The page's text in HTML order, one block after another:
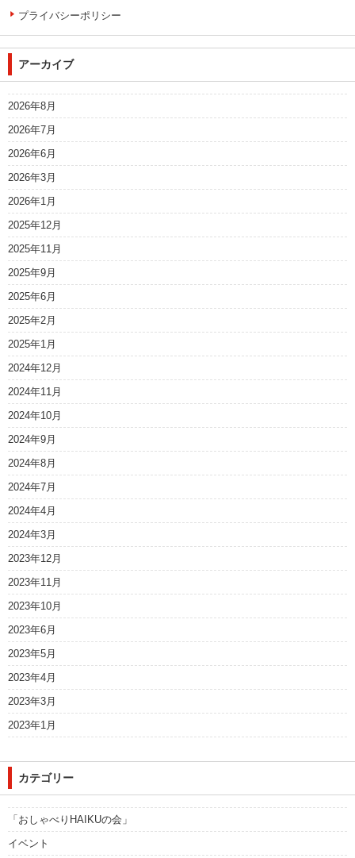
プライバシーポリシー
アーカイブ
2026年8月
2026年7月
2026年6月
2026年3月
2026年1月
2025年12月
2025年11月
2025年9月
2025年6月
2025年2月
2025年1月
2024年12月
2024年11月
2024年10月
2024年9月
2024年8月
2024年7月
2024年4月
2024年3月
2023年12月
2023年11月
2023年10月
2023年6月
2023年5月
2023年4月
2023年3月
2023年1月
カテゴリー
「おしゃべりHAIKUの会」
イベント